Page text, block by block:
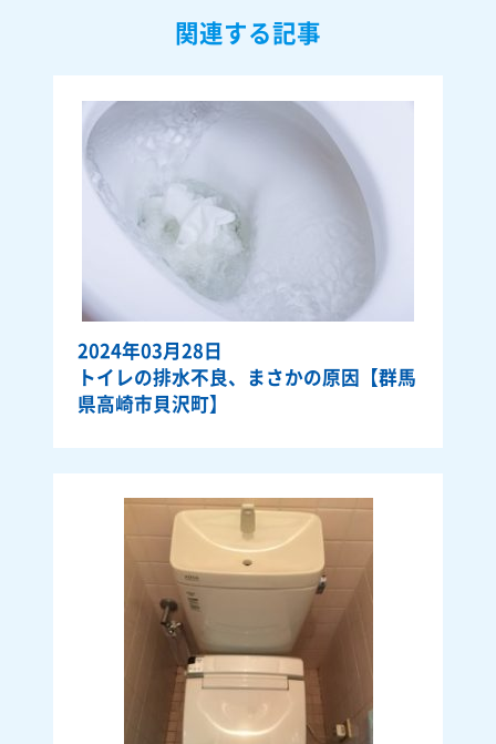
関連する記事
2024年03月28日
トイレの排水不良、まさかの原因【群馬
県高崎市貝沢町】